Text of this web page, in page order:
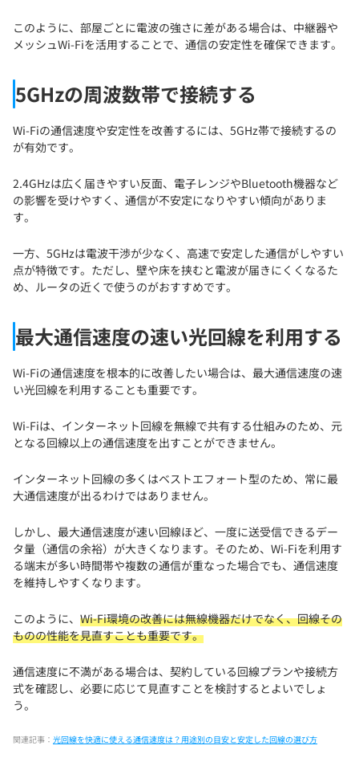
このように、部屋ごとに電波の強さに差がある場合は、中継器や
メッシュWi-Fiを活用することで、通信の安定性を確保できます。
5GHzの周波数帯で接続する
Wi-Fiの通信速度や安定性を改善するには、5GHz帯で接続するの
が有効です。
2.4GHzは広く届きやすい反面、電子レンジやBluetooth機器など
の影響を受けやすく、通信が不安定になりやすい傾向がありま
す。
一方、5GHzは電波干渉が少なく、高速で安定した通信がしやすい
点が特徴です。ただし、壁や床を挟むと電波が届きにくくなるた
め、ルータの近くで使うのがおすすめです。
最大通信速度の速い光回線を利用する
Wi-Fiの通信速度を根本的に改善したい場合は、最大通信速度の速
い光回線を利用することも重要です。
Wi-Fiは、インターネット回線を無線で共有する仕組みのため、元
となる回線以上の通信速度を出すことができません。
インターネット回線の多くはベストエフォート型のため、常に最
大通信速度が出るわけではありません。
しかし、最大通信速度が速い回線ほど、一度に送受信できるデー
タ量（通信の余裕）が大きくなります。そのため、Wi-Fiを利用す
る端末が多い時間帯や複数の通信が重なった場合でも、通信速度
を維持しやすくなります。
このように、 Wi-Fi環境の改善には無線機器だけでなく、回線その
ものの性能を見直すことも重要です。
通信速度に不満がある場合は、契約している回線プランや接続方
式を確認し、必要に応じて見直すことを検討するとよいでしょ
う。
関連記事： 光回線を快適に使える通信速度は？用途別の目安と安定した回線の選び方